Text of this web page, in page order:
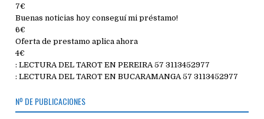
7€
Buenas noticias hoy conseguí mi préstamo!
6€
Oferta de prestamo aplica ahora
4€
: LECTURA DEL TAROT EN PEREIRA 57 3113452977
: LECTURA DEL TAROT EN BUCARAMANGA 57 3113452977
Nº DE PUBLICACIONES